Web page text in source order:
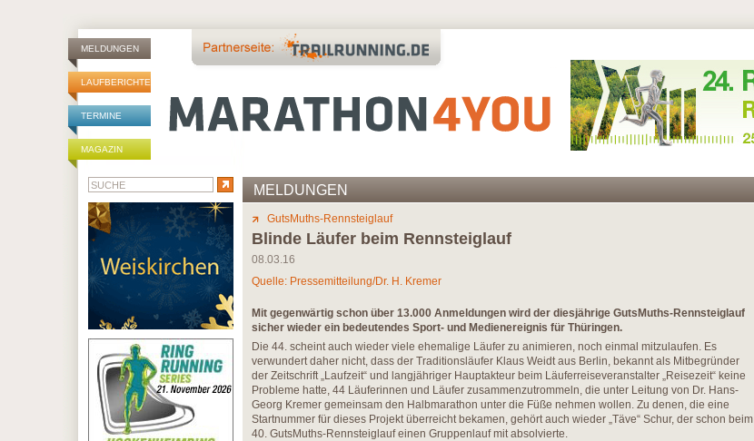
MELDUNGEN
LAUFBERICHTE
TERMINE
MAGAZIN
MELDUNGEN
GutsMuths-Rennsteiglauf
Blinde Läufer beim Rennsteiglauf
08.03.16
Quelle: Pressemitteilung/Dr. H. Kremer
Mit gegenwärtig schon über 13.000 Anmeldungen wird der diesjährige GutsMuths-Rennsteiglauf
sicher wieder ein bedeutendes Sport- und Medienereignis für Thüringen.
Die 44. scheint auch wieder viele ehemalige Läufer zu animieren, noch einmal mitzulaufen. Es
verwundert daher nicht, dass der Traditionsläufer Klaus Weidt aus Berlin, bekannt als Mitbegründer
der Zeitschrift „Laufzeit“ und langjähriger Hauptakteur beim Läuferreiseveranstalter „Reisezeit“ keine
Probleme hatte, 44 Läuferinnen und Läufer zusammenzutrommeln, die unter Leitung von Dr. Hans-
Georg Kremer gemeinsam den Halbmarathon unter die Füße nehmen wollen. Zu denen, die eine
Startnummer für dieses Projekt überreicht bekamen, gehört auch wieder „Täve“ Schur, der schon beim
40. GutsMuths-Rennsteiglauf einen Gruppenlauf mit absolvierte.